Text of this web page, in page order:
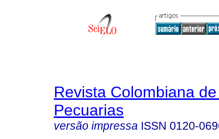
Revista Colombiana
Pecuarias
versão impressa ISSN 0120-